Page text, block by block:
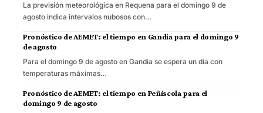
La previsión meteorológica en Requena para el domingo 9 de
agosto indica intervalos nubosos con…
Pronóstico de AEMET: el tiempo en Gandia para el domingo 9
de agosto
Para el domingo 9 de agosto en Gandia se espera un día con
temperaturas máximas…
Pronóstico de AEMET: el tiempo en Peñíscola para el
domingo 9 de agosto